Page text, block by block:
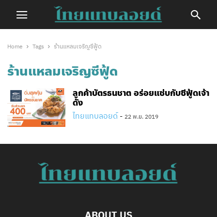
Home Tags ร้านแหลมเจริญซีฟู้ด
ร้านแหลมเจริญซีฟู้ด
ลูกค้าบัตรธนชาต อร่อยแซ่บกับซีฟู้ดเจ้า
ดัง
ไทยแทบลอยด์ - 22 พ.ย. 2019